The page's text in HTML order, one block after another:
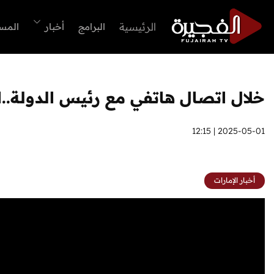
الرئيسية البرامج أخبار
خلال اتصال هاتفي مع رئيس
2025-05-01 | 12:15
أخبار الإمارات